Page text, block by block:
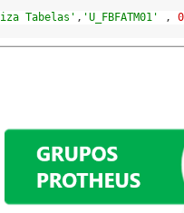
Tabelas' , 'U_FBFATM01' , 0